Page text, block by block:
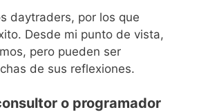
daytraders, por los que
Desde mi punto de vista,
pero pueden ser
de sus reflexiones.
o programador